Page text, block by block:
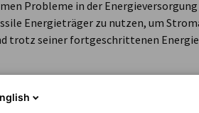
Probleme in der
Energieträger zu nutzen, um
trotz seiner fortgeschrittenen
können Neuseeland und